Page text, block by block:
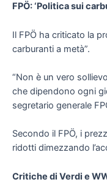
FPÖ: ‘Politica sui
Il FPÖ ha criticato la
carburanti a metà”.
“Non è un vero
che dipendono ogni
segretario generale
Secondo il FPÖ, i
ridotti dimezzando
Critiche di Verdi e